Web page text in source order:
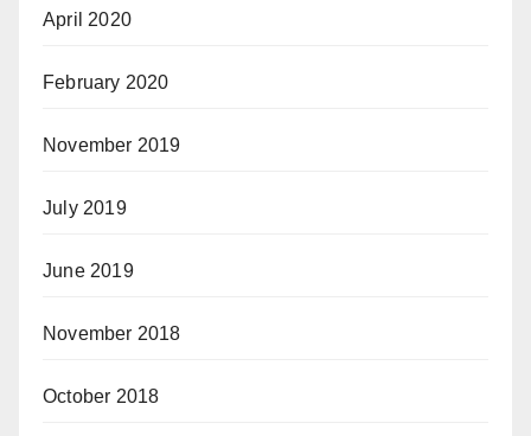
April 2020
February 2020
November 2019
July 2019
June 2019
November 2018
October 2018